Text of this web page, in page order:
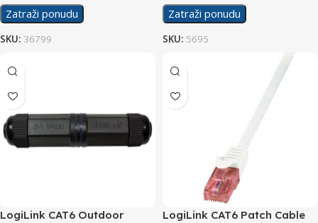
Zatraži ponudu
SKU: 36799
Zatraži ponudu
SKU: 5695
LogiLink CAT6 Outdoor
LogiLink CAT6 Patch Cable